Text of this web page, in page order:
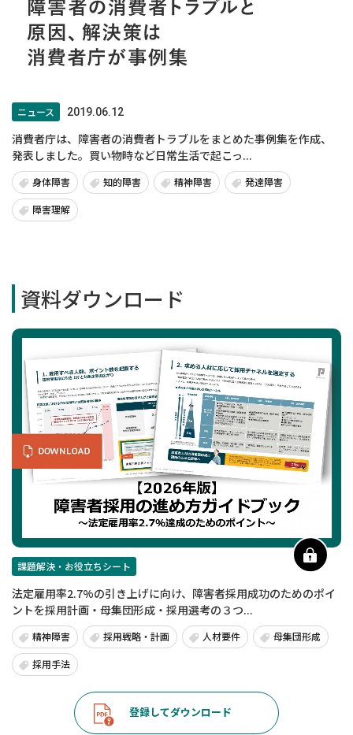
ニュース 2019.06.12
消費者庁は、障害者の消費者トラブルをまとめた事例集を作成、
発表しました。買い物時など日常生活で起こっ...
身体障害 知的障害 精神障害 発達障害
障害理解
資料ダウンロード
課題解決・お役立ちシート
法定雇用率2.7%の引き上げに向け、障害者採用成功のためのポイ
ントを採用計画・母集団形成・採用選考の３つ...
精神障害 採用戦略・計画 人材要件 母集団形成
採用手法
登録してダウンロード